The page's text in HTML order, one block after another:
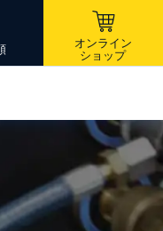
オンライン
ショップ